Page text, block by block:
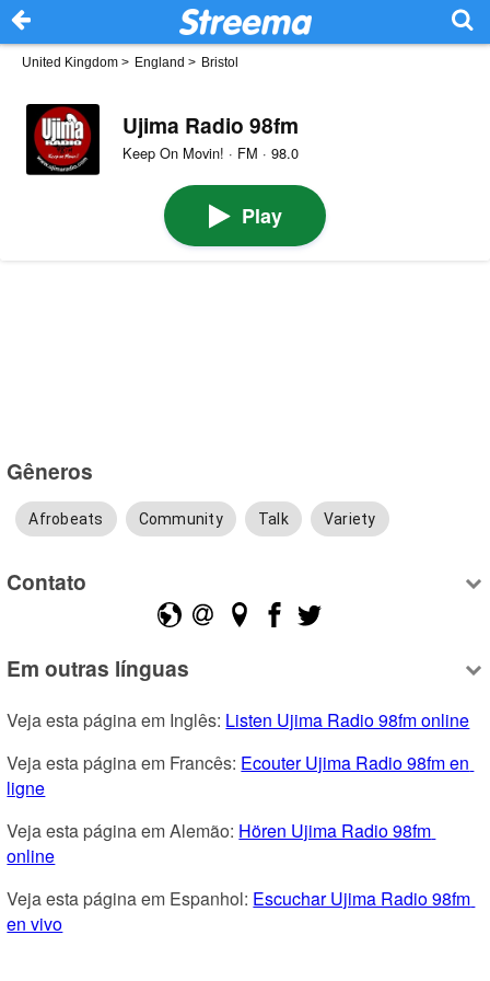
United Kingdom > England > Bristol
Ujima Radio 98fm
Keep On Movin! · FM · 98.0
Play
Gêneros
Afrobeats Community Talk Variety
Contato
Em outras línguas
Veja esta página em Inglês: Listen Ujima Radio 98fm online
Veja esta página em Francês: Ecouter Ujima Radio 98fm en
ligne
Veja esta página em Alemão: Hören Ujima Radio 98fm
online
Veja esta página em Espanhol: Escuchar Ujima Radio 98fm
en vivo